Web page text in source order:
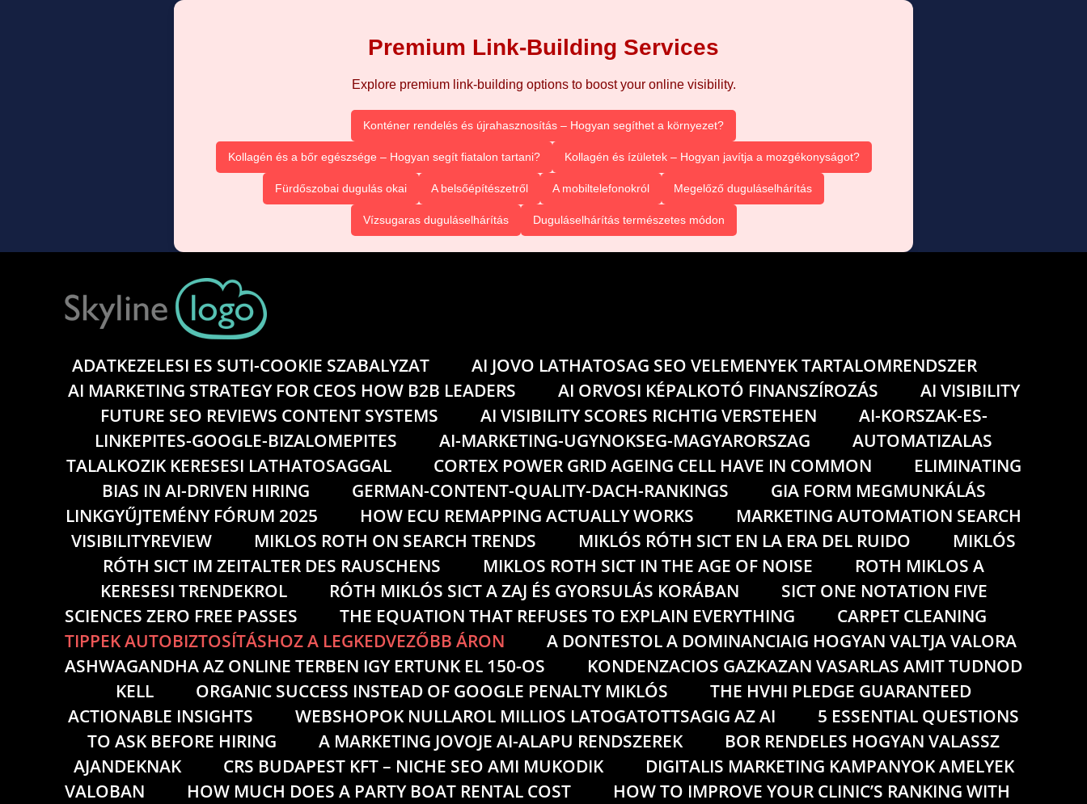
Premium Link-Building Services
Explore premium link-building options to boost your online visibility.
Konténer rendelés és újrahasznosítás – Hogyan segíthet a környezet?
Kollagén és a bőr egészsége – Hogyan segít fiatalon tartani? Kollagén és ízületek – Hogyan javítja a mozgékonyságot?
Fürdőszobai dugulás okai A belsőépítészetről A mobiltelefonokról Megelőző duguláselhárítás
Vízsugaras duguláselhárítás Duguláselhárítás természetes módon
ADATKEZELESI ES SUTI-COOKIE SZABALYZAT
AI JOVO LATHATOSAG SEO VELEMENYEK TARTALOMRENDSZER
AI MARKETING STRATEGY FOR CEOS HOW B2B LEADERS
AI ORVOSI KÉPALKOTÓ FINANSZÍROZÁS
AI VISIBILITY
FUTURE SEO REVIEWS CONTENT SYSTEMS
AI VISIBILITY SCORES RICHTIG VERSTEHEN
AI-KORSZAK-ES-
LINKEPITES-GOOGLE-BIZALOMEPITES
AI-MARKETING-UGYNOKSEG-MAGYARORSZAG
AUTOMATIZALAS
TALALKOZIK KERESESI LATHATOSAGGAL
CORTEX POWER GRID AGEING CELL HAVE IN COMMON
ELIMINATING
BIAS IN AI-DRIVEN HIRING
GERMAN-CONTENT-QUALITY-DACH-RANKINGS
GIA FORM MEGMUNKÁLÁS
LINKGYŰJTEMÉNY FÓRUM 2025
HOW ECU REMAPPING ACTUALLY WORKS
MARKETING AUTOMATION SEARCH
VISIBILITYREVIEW
MIKLOS ROTH ON SEARCH TRENDS MIKLÓS RÓTH SICT EN LA ERA DEL RUIDO
MIKLÓS
RÓTH SICT IM ZEITALTER DES RAUSCHENS
MIKLOS ROTH SICT IN THE AGE OF NOISE
ROTH MIKLOS A
KERESESI TRENDEKROL
RÓTH MIKLÓS SICT A ZAJ ÉS GYORSULÁS KORÁBAN
SICT ONE NOTATION FIVE
SCIENCES ZERO FREE PASSES
THE EQUATION THAT REFUSES TO EXPLAIN EVERYTHING
CARPET CLEANING
TIPPEK AUTOBIZTOSÍTÁSHOZ A LEGKEDVEZŐBB ÁRON
A DONTESTOL A DOMINANCIAIG HOGYAN VALTJA VALORA
ASHWAGANDHA AZ ONLINE TERBEN IGY ERTUNK EL 150-OS
KONDENZACIOS GAZKAZAN VASARLAS AMIT TUDNOD
KELL
ORGANIC SUCCESS INSTEAD OF GOOGLE PENALTY MIKLÓS
THE HVHI PLEDGE GUARANTEED
ACTIONABLE INSIGHTS
WEBSHOPOK NULLAROL MILLIOS LATOGATOTTSAGIG AZ AI
5 ESSENTIAL QUESTIONS
TO ASK BEFORE HIRING
A MARKETING JOVOJE AI-ALAPU RENDSZEREK
BOR RENDELES HOGYAN VALASSZ
AJANDEKNAK
CRS BUDAPEST KFT – NICHE SEO AMI MUKODIK
DIGITALIS MARKETING KAMPANYOK AMELYEK
VALOBAN
HOW MUCH DOES A PARTY BOAT RENTAL COST
HOW TO IMPROVE YOUR CLINIC’S RANKING WITH